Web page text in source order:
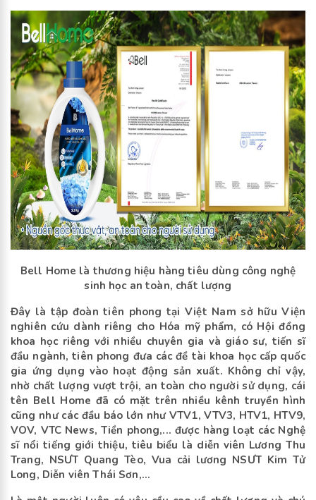
Bell Home là thương hiệu hàng tiêu dùng công nghệ
sinh học an toàn, chất lượng
Đây là tập đoàn tiên phong tại Việt Nam sở hữu Viện
nghiên cứu dành riêng cho Hóa mỹ phẩm, có Hội đồng
khoa học riêng với nhiều chuyên gia và giáo sư, tiến sĩ
đầu ngành, tiên phong đưa các đề tài khoa học cấp quốc
gia ứng dụng vào hoạt động sản xuất. Không chỉ vậy,
nhờ chất lượng vượt trội, an toàn cho người sử dụng, cái
tên Bell Home đã có mặt trên nhiều kênh truyền hình
cũng như các đầu báo lớn như VTV1, VTV3, HTV1, HTV9,
VOV, VTC News, Tiền phong,... được hàng loạt các Nghệ
sĩ nổi tiếng giới thiệu, tiêu biểu là diễn viên Lương Thu
Trang, NSƯT Quang Tèo, Vua cải lương NSƯT Kim Tử
Long, Diễn viên Thái Sơn,...